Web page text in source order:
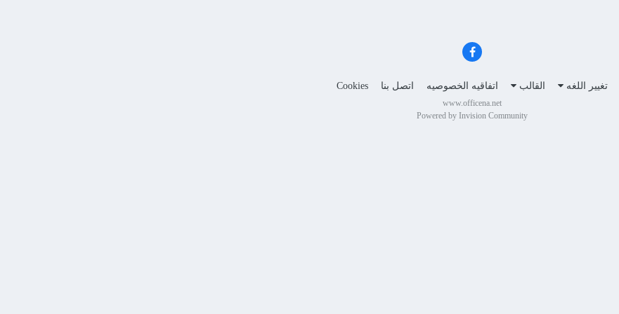
تغيير اللغه القالب اتفاقيه الخصوصيه اتصل بنا Cookies
www.officena.net
Powered by Invision Community